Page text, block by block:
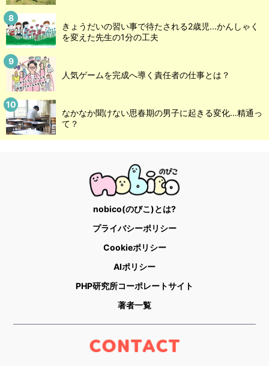
きょうだいの習い事で待たされる2歳児...かんしゃく
を変えた先生の1分の工夫
人気ゲームを完成へ導く責任者の仕事とは？
なかなか聞けない思春期の男子に起きる変化…精通っ
て？
nobico(のびこ)とは?
プライバシーポリシー
Cookieポリシー
AIポリシー
PHP研究所コーポレートサイト
著者一覧